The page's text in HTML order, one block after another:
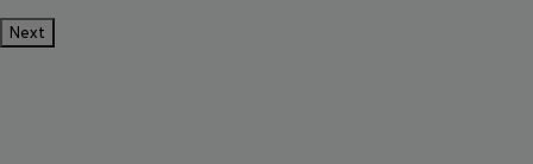
Next